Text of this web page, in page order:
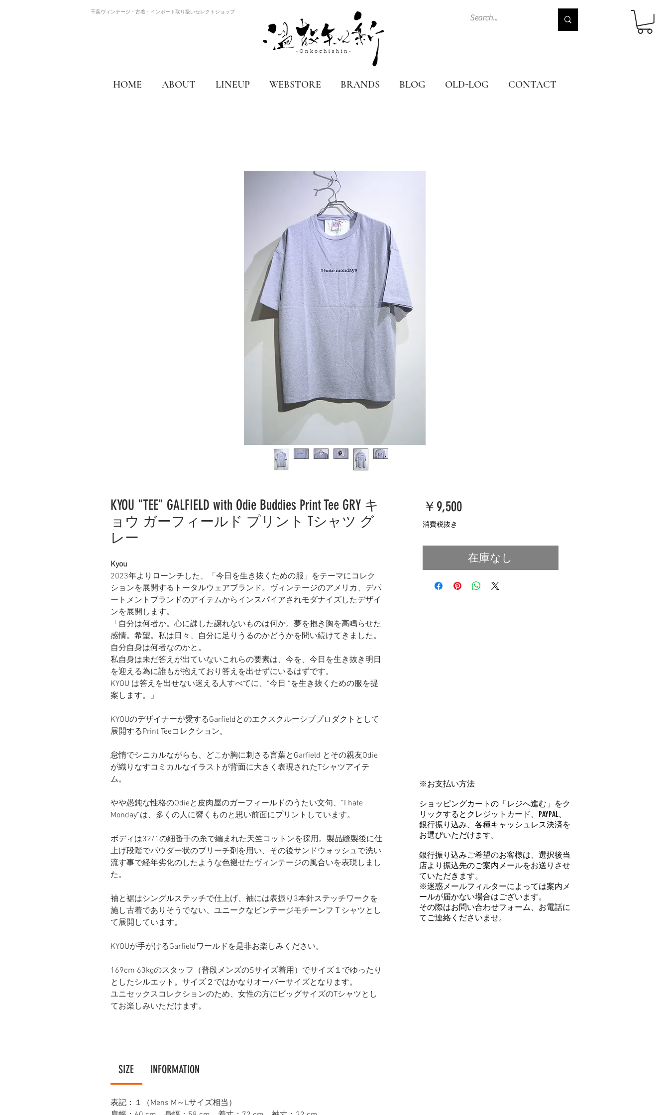
千葉ヴィンテージ・古着・インポート取り扱いセレクトショップ
HOME ABOUT LINEUP WEBSTORE BRANDS BLOG OLD-LOG CONTACT
KYOU "TEE" GALFIELD with Odie Buddies Print Tee GRY キ
ョウ ガーフィールド プリント Tシャツ グ
レー
Kyou
2023年よりローンチした、「今日を生き抜くための服」をテーマにコレク
ションを展開するトータルウェアブランド。ヴィンテージのアメリカ、デパ
ートメントブランドのアイテムからインスパイアされモダナイズしたデザイ
ンを展開します。
「自分は何者か。心に課した譲れないものは何か。夢を抱き胸を高鳴らせた
感情。希望。私は日々、自分に足りうるのかどうかを問い続けてきました。
自分自身は何者なのかと。
私自身は未だ答えが出ていないこれらの要素は、今を、今日を生き抜き明日
を迎える為に誰もが抱えており答えを出せずにいるはずです。
KYOU は答えを出せない迷える人すべてに、“今日 “を生き抜くための服を提
案します。」
KYOUのデザイナーが愛するGarfieldとのエクスクルーシブプロダクトとして
展開するPrint Teeコレクション。
怠惰でシニカルながらも、どこか胸に刺さる言葉とGarfield とその親友Odie
が織りなすコミカルなイラストが背面に大きく表現されたTシャツアイテ
ム。
やや愚鈍な性格のOdieと皮肉屋のガーフィールドのうたい文句、”I hate
Monday”は、多くの人に響くものと思い前面にプリントしています。
ボディは32/1の細番手の糸で編まれた天竺コットンを採用。製品縫製後に仕
上げ段階でパウダー状のブリーチ剤を用い、その後サンドウォッシュで洗い
流す事で経年劣化のしたような色褪せたヴィンテージの風合いを表現しまし
た。
袖と裾はシングルステッチで仕上げ、袖には表振り3本針ステッチワークを
施し古着でありそうでない、ユニークなビンテージモチーンフＴシャツとし
て展開しています。
KYOUが手がけるGarfieldワールドを是非お楽しみください。
169cm 63kgのスタッフ（普段メンズのSサイズ着用）で​サイズ１でゆったり
としたシルエット。サイズ２ではかなりオーバーサイズとなります。
ユニセックスコレクションのため、女性の方にビッグサイズのTシャツとし
てお楽しみいただけます。
SIZE INFORMATION
表記：１（Mens M～Lサイズ相当）
￥9,500価
消費税抜き
在庫なし
※お支払い方法
ショッピングカートの「レジへ進む」をク
リックするとクレジットカード、PAYPAL、
銀行振り込み、各種キャッシュレス決済を
お選びいただけます。
銀行振り込みご希望のお客様は、選択後当
店より振込先のご案内メールをお送りさせ
ていただきます。
※迷惑メールフィルターによっては案内メ
ールが届かない場合はございます。
その際はお問い合わせフォーム、お電話に
てご連絡くださいませ。